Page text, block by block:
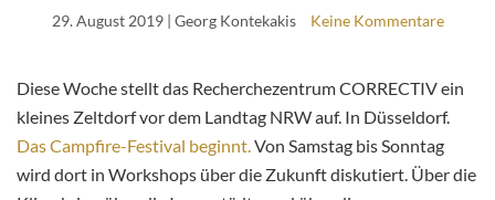
29. August 2019| Georg Kontekakis Keine Kommentare
Diese Woche stellt das Recherchezentrum CORRECTIV ein
kleines Zeltdorf vor dem Landtag NRW auf. In Düsseldorf.
Das Campfire-Festival beginnt.Von Samstag bis Sonntag
wird dort in Workshops über die Zukunft diskutiert. Über die